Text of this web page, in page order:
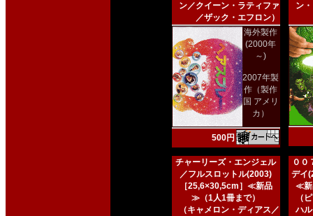
ン／クイーン・ラティファ
／ザック・エフロン）
海外製作
(2000年
～)
2007年製
作（製作
国 アメリ
カ）
500円
ン
チャーリーズ・エンジェル
／フルスロットル(2003)
［25,6×30,5cm］≪新品
≫（1人1冊まで）
（キャメロン・ディアス／
００
デイ
≪新
（
ハ